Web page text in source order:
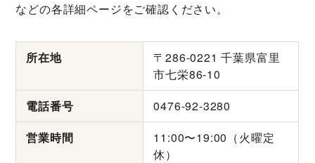
などの各詳細ページをご確認ください。
所在地
〒286-0221 千葉県富里
市七栄86-10
電話番号
0476-92-3280
営業時間
11:00〜19:00（火曜定
休）